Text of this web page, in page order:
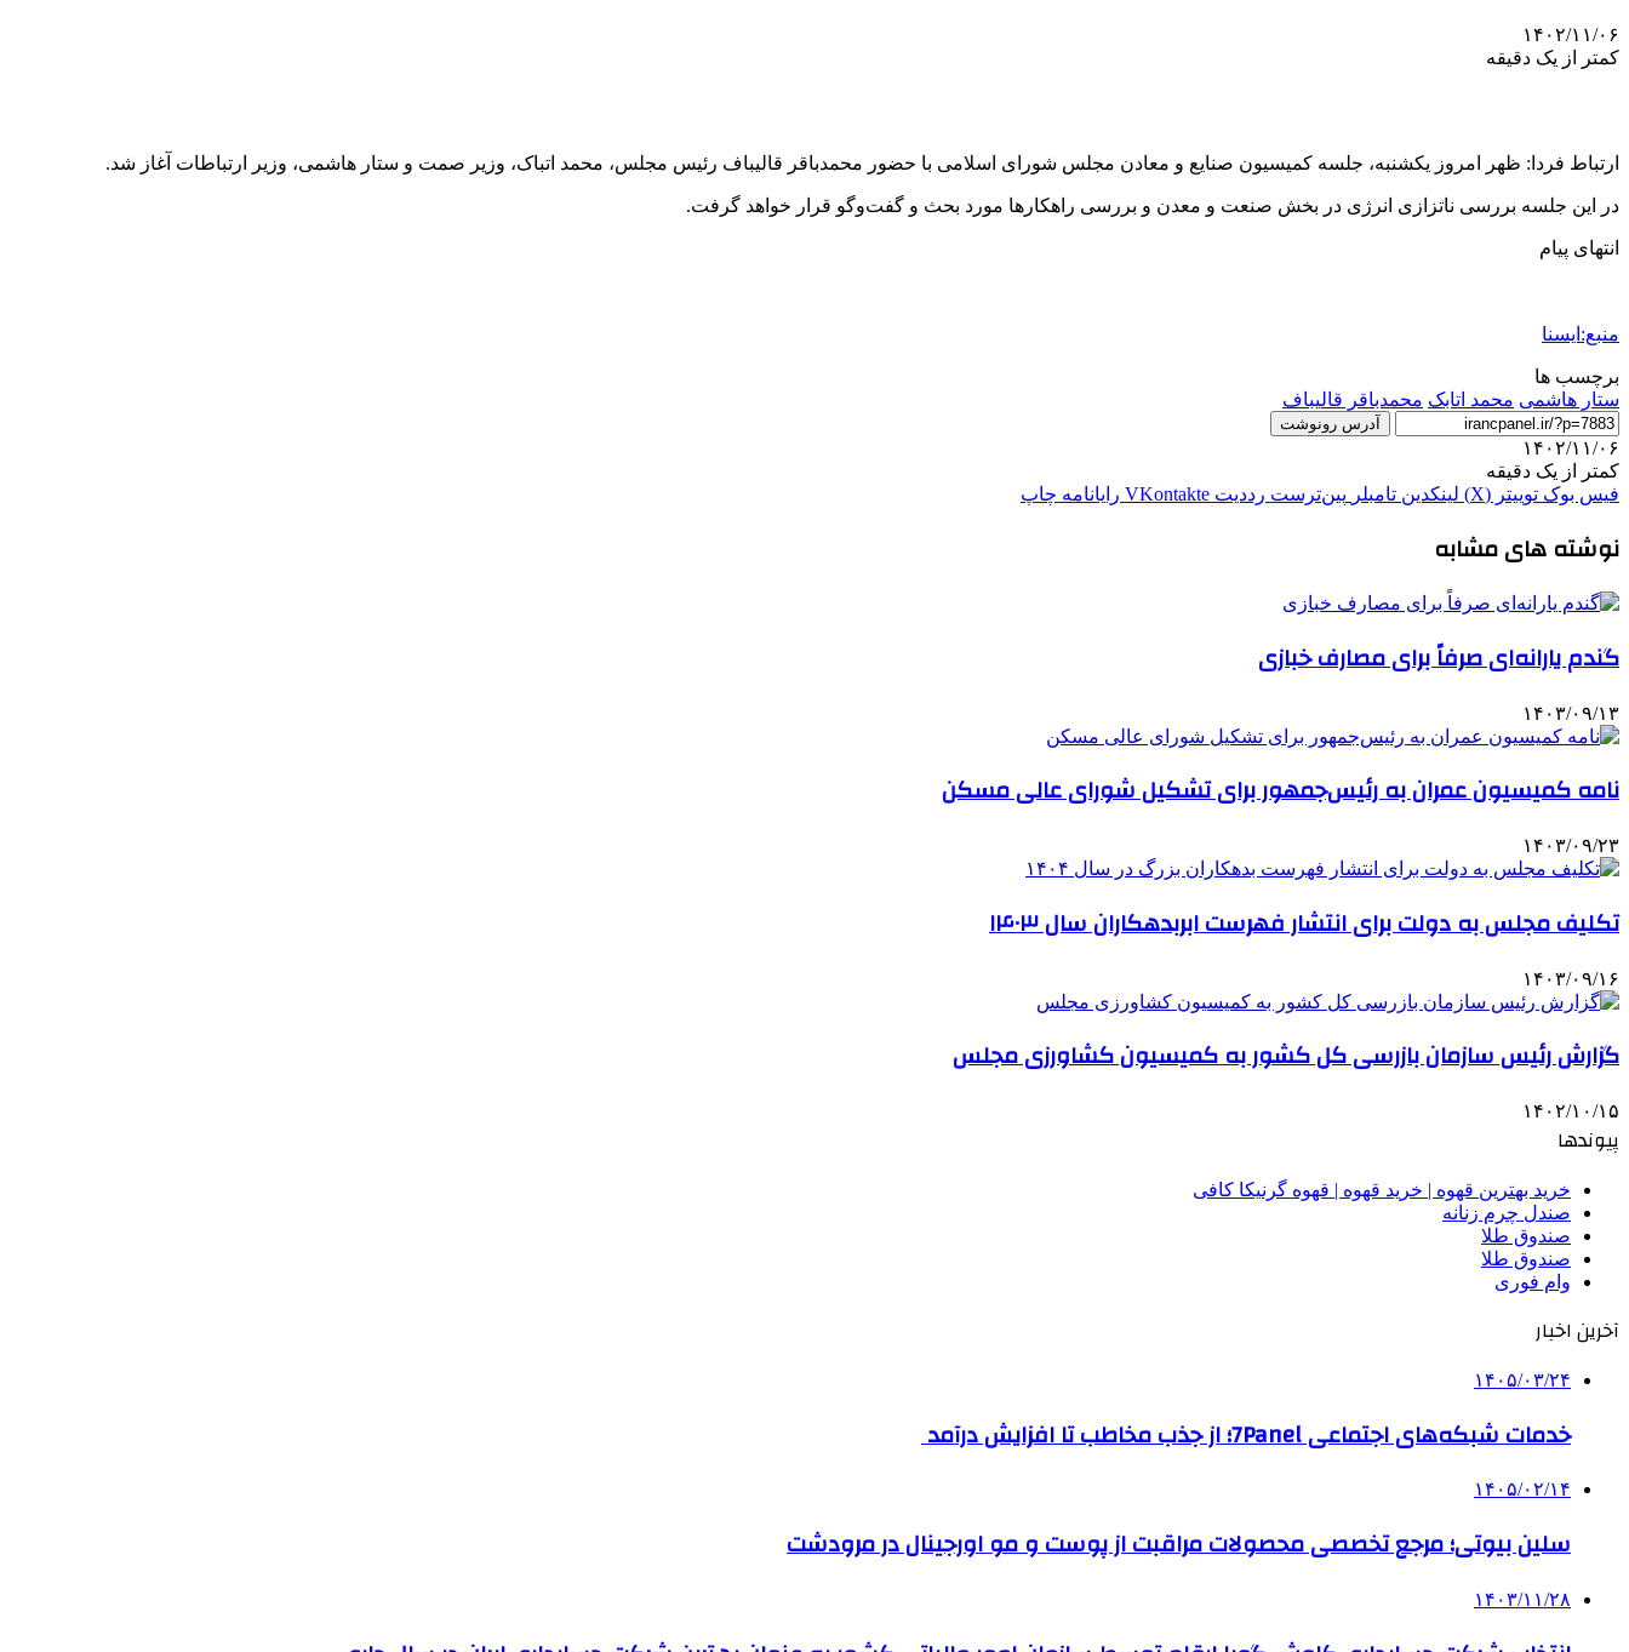
۱۴۰۲/۱۱/۰۶
کمتر از یک دقیقه
ارتباط فردا: ظهر امروز یکشنبه، جلسه کمیسیون صنایع و معادن مجلس شورای اسلامی با حضور محمدباقر قالیباف رئیس مجلس، محمد اتباک، وزیر صمت و ستار هاشمی، وزیر ارتباطات آغاز شد.
در این جلسه بررسی ناتزازی انرژی در بخش صنعت و معدن و بررسی راهکارها مورد بحث و گفت‌وگو قرار خواهد گرفت.
انتهای پیام
منبع:ایسنا
برچسب ها
ستار هاشمی محمد اتابک محمدباقر قالیباف
آدرس رونوشت
۱۴۰۲/۱۱/۰۶
کمتر از یک دقیقه
فیس بوک توییتر (X) لینکدین ‫تامبلر ‫پین‌ترست ‫رددیت ‫VKontakte رایانامه چاپ
نوشته های مشابه
گندم یارانه‌ای صرفاً برای مصارف خبازی
۱۴۰۳/۰۹/۱۳
نامه کمیسیون عمران به رئیس‌جمهور برای تشکیل شورای عالی مسکن
۱۴۰۳/۰۹/۲۳
تکلیف مجلس به دولت برای انتشار فهرست ابربدهکاران سال ۱۴۰۳
۱۴۰۳/۰۹/۱۶
گزارش رئیس سازمان بازرسی کل کشور به کمیسیون کشاورزی مجلس
۱۴۰۲/۱۰/۱۵
پیوندها
خرید بهترین قهوه | خرید قهوه | قهوه گرنیکا کافی
صندل چرم زنانه
صندوق طلا
صندوق طلا
وام فوری
آخرین اخبار
۱۴۰۵/۰۳/۲۴
خدمات شبکه‌های اجتماعی 7Panel؛ از جذب مخاطب تا افزایش درآمد
۱۴۰۵/۰۲/۱۴
سلین بیوتی؛ مرجع تخصصی محصولات مراقبت از پوست و مو اورجینال در مرودشت
۱۴۰۳/۱۱/۲۸